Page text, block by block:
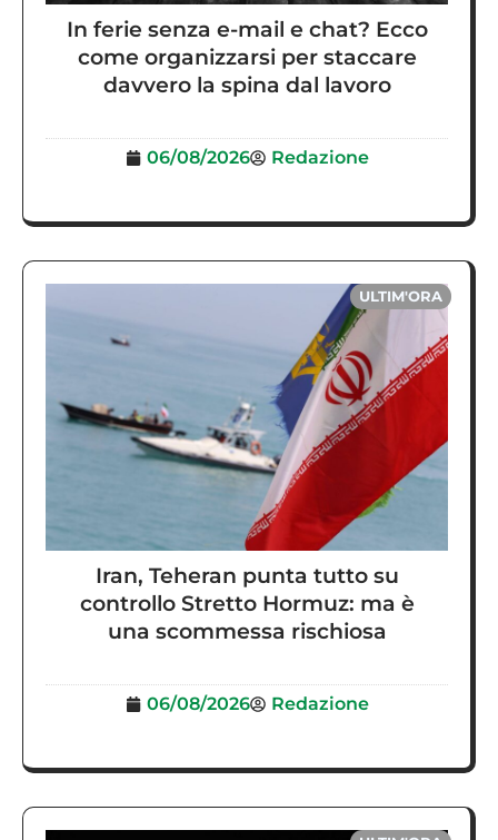
In ferie senza e-mail e chat? Ecco
come organizzarsi per staccare
davvero la spina dal lavoro
06/08/2026 Redazione
ULTIM'ORA
Iran, Teheran punta tutto su
controllo Stretto Hormuz: ma è
una scommessa rischiosa
06/08/2026 Redazione